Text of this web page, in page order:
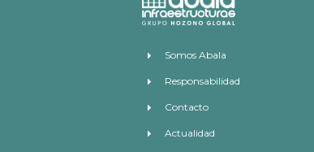
Somos Abala
Responsabilidad
Contacto
Actualidad